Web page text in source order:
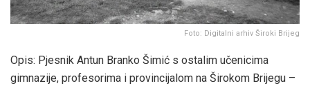
Foto: Digitalni arhiv Široki Brijeg
Opis: Pjesnik Antun Branko Šimić s ostalim učenicima
gimnazije, profesorima i provincijalom na Širokom Brijegu –